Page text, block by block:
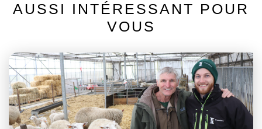
AUSSI INTÉRESSANT POUR
VOUS